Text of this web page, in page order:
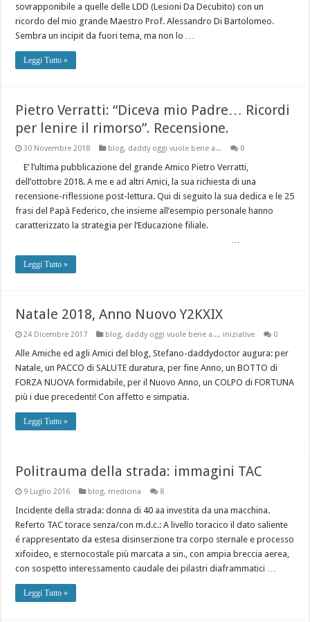
sovrapponibile a quelle delle LDD (Lesioni Da Decubito) con un
ricordo del mio grande Maestro Prof. Alessandro Di Bartolomeo.
Sembra un incipit da fuori tema, ma non lo …
Leggi Tutto »
Pietro Verratti: “Diceva mio Padre… Ricordi
per lenire il rimorso”. Recensione.
30 Novembre 2018 blog, daddy oggi vuole bene a... 0
E’ l’ultima pubblicazione del grande Amico Pietro Verratti,
dell’ottobre 2018. A me e ad altri Amici, la sua richiesta di una
recensione-riflessione post-lettura. Qui di seguito la sua dedica e le 25
frasi del Papà Federico, che insieme all’esempio personale hanno
caratterizzato la strategia per l’Educazione filiale.
Leggi Tutto »
Natale 2018, Anno Nuovo Y2KXIX
24 Dicembre 2017 blog, daddy oggi vuole bene a..., iniziative 0
Alle Amiche ed agli Amici del blog, Stefano-daddydoctor augura: per
Natale, un PACCO di SALUTE duratura, per fine Anno, un BOTTO di
FORZA NUOVA formidabile, per il Nuovo Anno, un COLPO di FORTUNA
più i due precedenti! Con affetto e simpatia.
Leggi Tutto »
Politrauma della strada: immagini TAC
9 Luglio 2016 blog, medicina 8
Incidente della strada: donna di 40 aa investita da una macchina.
Referto TAC torace senza/con m.d.c.: A livello toracico il dato saliente
é rappresentato da estesa disinserzione tra corpo sternale e processo
xifoideo, e sternocostale più marcata a sin., con ampia breccia aerea,
con sospetto interessamento caudale dei pilastri diaframmatici …
Leggi Tutto »